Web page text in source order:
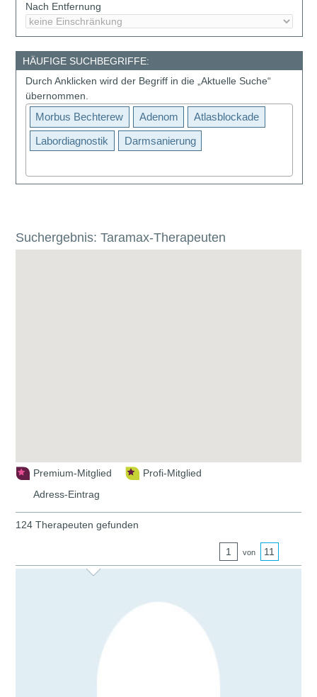
Nach Entfernung
HÄUFIGE SUCHBEGRIFFE:
Durch Anklicken wird der Begriff in die „Aktuelle Suche“
übernommen.
Morbus Bechterew Adenom
Atlasblockade
Labordiagnostik
Darmsanierung
Suchergebnis: Taramax-Therapeuten
Premium-Mitglied
Profi-Mitglied
Adress-Eintrag
124 Therapeuten gefunden
1 von 11